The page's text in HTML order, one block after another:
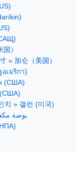
）
» 加仑（美国）
เมริกา)
(США)
(США)
치 » 갤런 (미국)
بوصة